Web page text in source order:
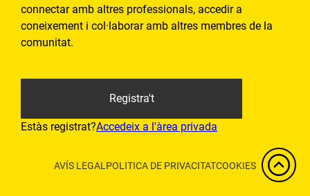
connectar amb altres professionals, accedir a
coneixement i col·laborar amb altres membres de la
comunitat.
Registra't
Estàs registrat?Accedeix a l'àrea privada
AVÍS LEGAL POLITICA DE PRIVACITATCOOKIES